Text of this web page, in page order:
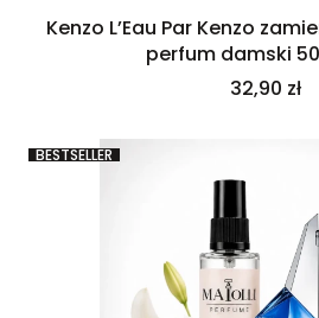
Kenzo L’Eau Par Kenzo
perfum damski
Cena
32,90 zł
BESTSELLER